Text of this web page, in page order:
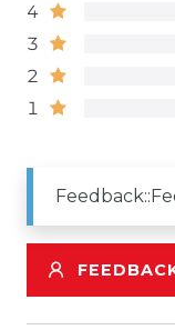
4
3
2
1